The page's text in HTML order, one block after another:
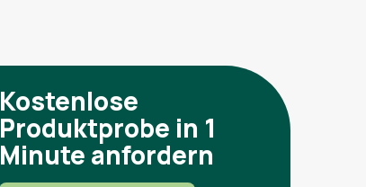
Kostenlose
Produktprobe in 1
Minute anfordern